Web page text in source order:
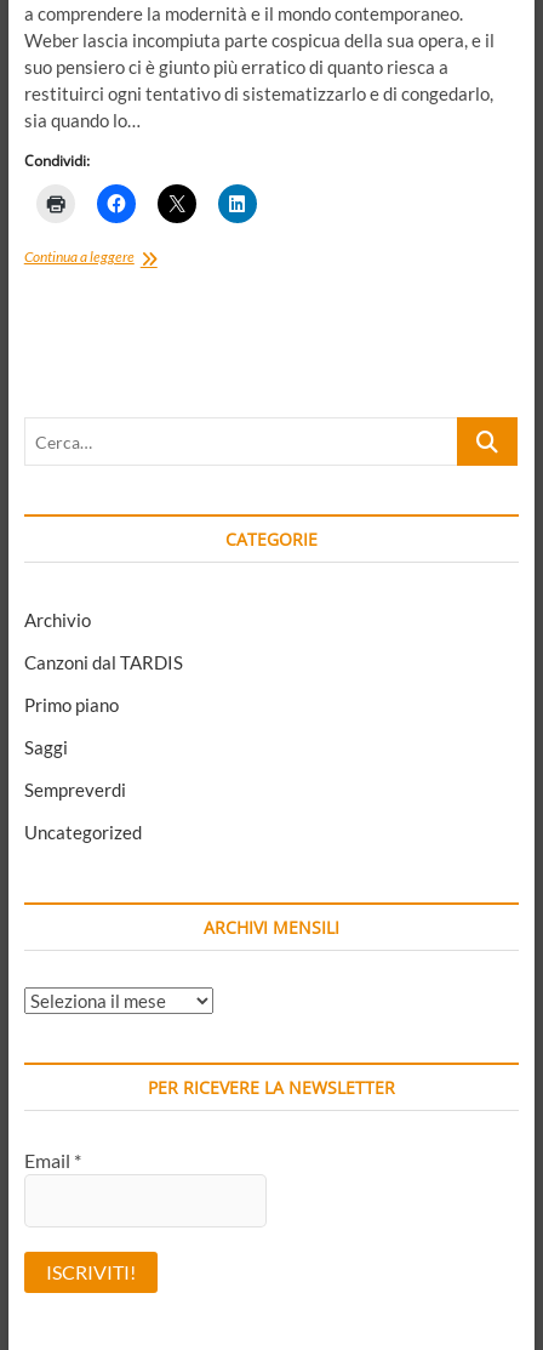
a comprendere la modernità e il mondo contemporaneo.
Weber lascia incompiuta parte cospicua della sua opera, e il
suo pensiero ci è giunto più erratico di quanto riesca a
restituirci ogni tentativo di sistematizzarlo e di congedarlo,
sia quando lo…
Condividi:
Continua a leggereIl
Cerca…
CATEGORIE
Archivio
Canzoni dal TARDIS
Primo piano
Saggi
Sempreverdi
Uncategorized
ARCHIVI MENSILI
ARCHIVI
PER RICEVERE LA NEWSLETTER
Email *